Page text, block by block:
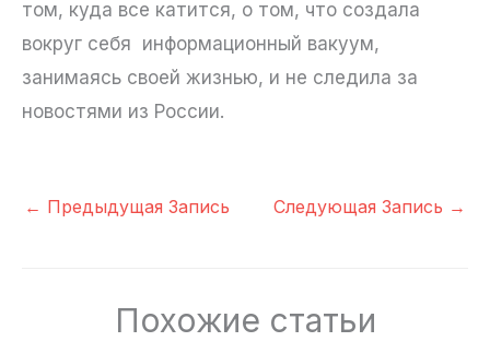
том, куда все катится, о том, что создала
вокруг себя информационный вакуум,
занимаясь своей жизнью, и не следила за
новостями из России.
← Предыдущая Запись Следующая Запись →
Похожие статьи